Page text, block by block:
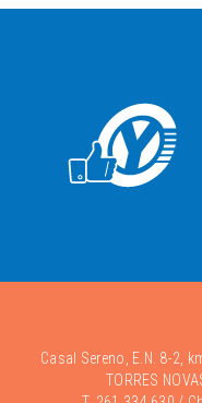
Casal Sereno, E.N. 8-2,
TORRES